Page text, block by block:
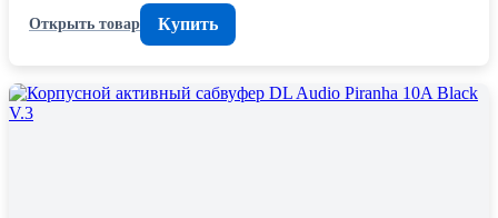
Открыть товар
Купить